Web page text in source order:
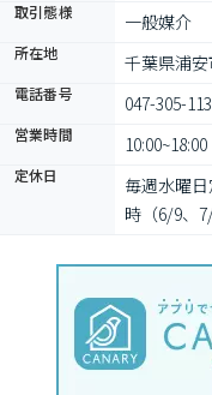
取引態様 一般媒介
所在地 千葉県浦
電話番号 047-305-
営業時間 10:00~18:00
定休日
毎週水曜
時（6/9、